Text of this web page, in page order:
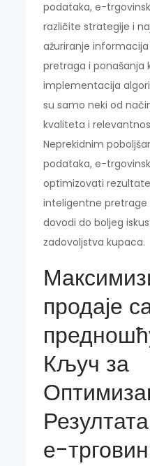
podataka, e-
različite strategije i
ažuriranje
pretraga i ponašanja
implementacija
su samo neki od
kvaliteta i
Neprekidnim
podataka, e-
optimizovati
inteligentne pretrage
dovodi do boljeg
zadovoljstva kupaca.
продаје
Кључ за
е-